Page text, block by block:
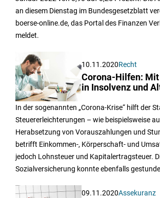
an diesem Dienstag im Bundesgesetzblatt
boerse-online.de, das Portal des Finanzen
meldet.
10.11.2020Recht
Corona-Hilfen:
in Insolvenz und
In der sogenannten „Corona-Krise“ hilft der
Steuererleichterungen – wie beispielsweise
Herabsetzung von Vorauszahlungen und
betrifft Einkommen-, Körperschaft- und
jedoch Lohnsteuer und Kapitalertragsteuer.
Sozialversicherung konnte ebenfalls
09.11.2020Assekuranz